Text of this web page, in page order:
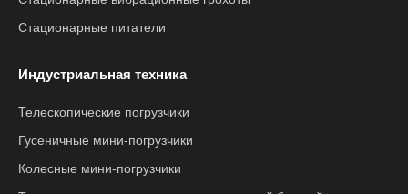
Стационарные питатели
Индустриальная техника
Телескопические погрузчики
Гусеничные мини-погрузчики
Колесные мини-погрузчики